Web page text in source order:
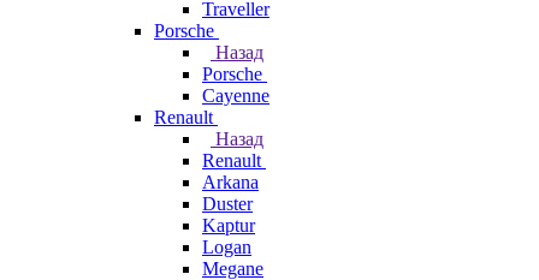
Traveller
Porsche
Назад
Porsche
Cayenne
Renault
Назад
Renault
Arkana
Duster
Kaptur
Logan
Megane